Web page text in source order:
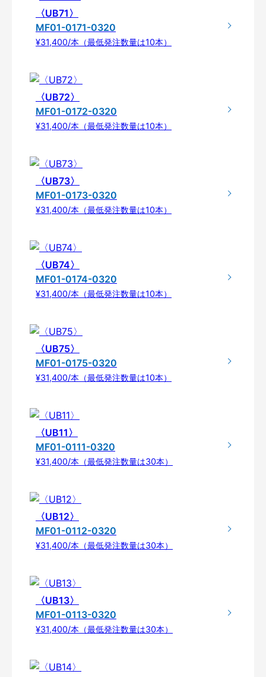
〈UB71〉
MF01-0171-0320
¥31,400/本（最低発注数量は10本）
〈UB72〉
MF01-0172-0320
¥31,400/本（最低発注数量は10本）
〈UB73〉
MF01-0173-0320
¥31,400/本（最低発注数量は10本）
〈UB74〉
MF01-0174-0320
¥31,400/本（最低発注数量は10本）
〈UB75〉
MF01-0175-0320
¥31,400/本（最低発注数量は10本）
〈UB11〉
MF01-0111-0320
¥31,400/本（最低発注数量は30本）
〈UB12〉
MF01-0112-0320
¥31,400/本（最低発注数量は30本）
〈UB13〉
MF01-0113-0320
¥31,400/本（最低発注数量は30本）